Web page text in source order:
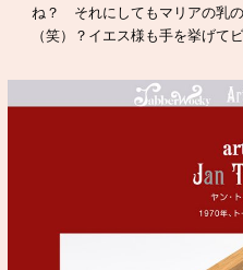
ね？ それにしてもマリアの乳
（笑）？イエス様も手を挙げて